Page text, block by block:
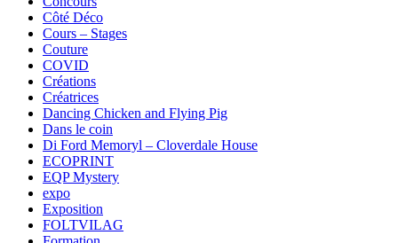
Côté Déco
Cours – Stages
Couture
COVID
Créations
Créatrices
Dancing Chicken and Flying Pig
Dans le coin
Di Ford Memoryl – Cloverdale House
ECOPRINT
EQP Mystery
expo
Exposition
FOLTVILAG